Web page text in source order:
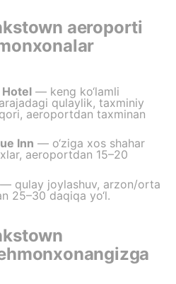
aeroporti
— keng ko‘lamli
qulaylik, taxminiy
aeroportdan taxminan
Inn — o‘ziga xos shahar
aeroportdan 15–20
— qulay joylashuv, arzon/orta
25–30 daqiqa yo‘l.